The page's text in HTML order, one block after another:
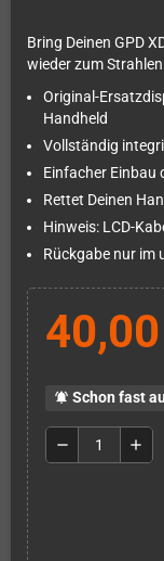
Bring Deinen GPD
wieder zum
Original-
Handheld
Vollständig
Einfacher
Rettet Deinen
Hinweis: LCD-
Rückgabe nur im
notifications_active Schon fast
remove add